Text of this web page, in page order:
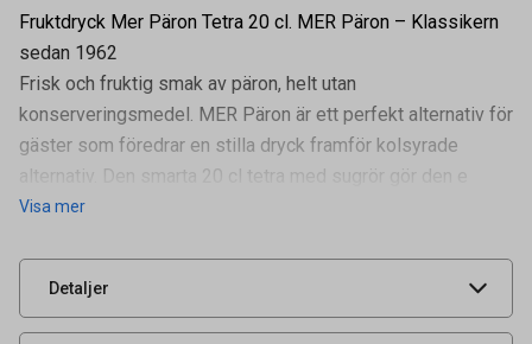
Fruktdryck Mer Päron Tetra 20 cl. MER Päron – Klassikern
sedan 1962
Frisk och fruktig smak av päron, helt utan
konserveringsmedel. MER Päron är ett perfekt alternativ för
gäster som föredrar en stilla dryck framför kolsyrade
alternativ. Den smarta 20 cl tetra med sugrör gör den e
Visa mer
Detaljer
Artikelnummer 74030105
Leverantörens
UNSPSC 50202306